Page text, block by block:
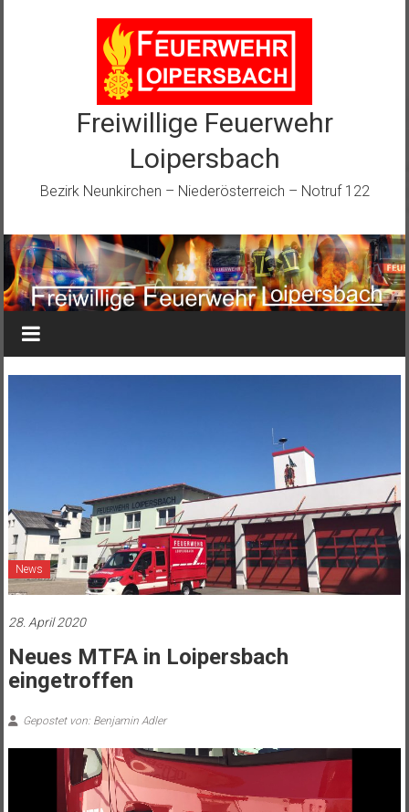
Freiwillige Feuerwehr
Loipersbach
Bezirk Neunkirchen – Niederösterreich – Notruf 122
News
28. April 2020
Neues MTFA in Loipersbach
eingetroffen
Gepostet von: Benjamin Adler